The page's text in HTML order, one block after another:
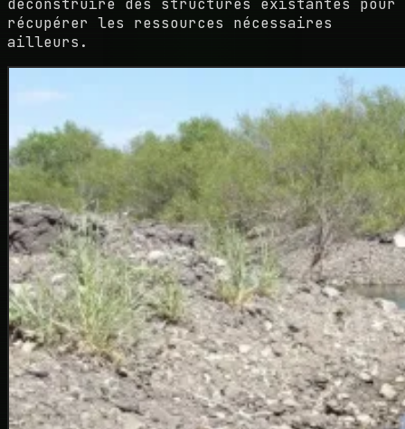
déconstruire des structures existantes pour
récupérer les ressources nécessaires
ailleurs.